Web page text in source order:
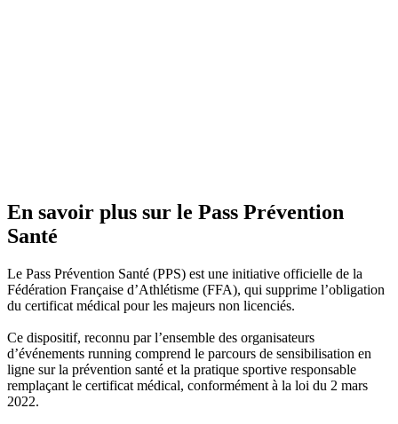
En savoir plus sur le Pass Prévention
Santé
Le Pass Prévention Santé (PPS) est une initiative officielle de la
Fédération Française d’Athlétisme (FFA), qui supprime l’obligation
du certificat médical pour les majeurs non licenciés.
Ce dispositif, reconnu par l’ensemble des organisateurs
d’événements running comprend le parcours de sensibilisation en
ligne sur la prévention santé et la pratique sportive responsable
remplaçant le certificat médical, conformément à la loi du 2 mars
2022.